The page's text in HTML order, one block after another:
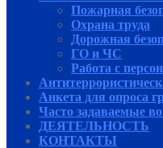
Пожарная
Охрана труда
Дорожная
ГО и ЧС
Работа с
Анкета для опроса
Часто задаваемые
ДЕЯТЕЛЬНОСТЬ
КОНТАКТЫ